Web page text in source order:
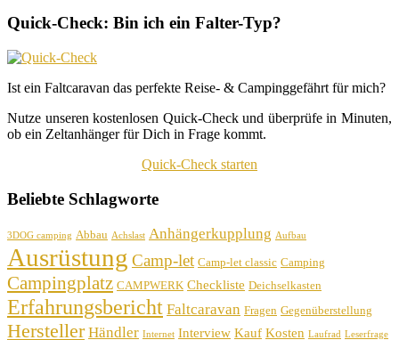
Quick-Check: Bin ich ein Falter-Typ?
Ist ein Faltcaravan das perfekte Reise- & Campinggefährt für mich?
Nutze unseren kostenlosen Quick-Check und überprüfe in Minuten,
ob ein Zeltanhänger für Dich in Frage kommt.
Quick-Check starten
Beliebte Schlagworte
3DOG camping Abbau Achslast Anhängerkupplung Aufbau
Ausrüstung Camp-let Camp-let classic Camping
Campingplatz CAMPWERK Checkliste Deichselkasten
Erfahrungsbericht Faltcaravan Fragen Gegenüberstellung
Hersteller Händler Internet Interview Kauf Kosten Laufrad Leserfrage